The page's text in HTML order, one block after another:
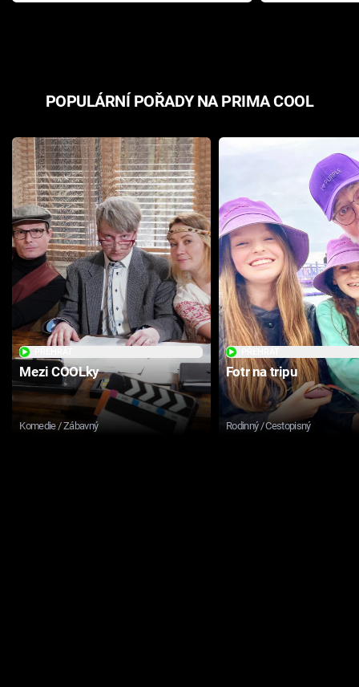
POPULÁRNÍ POŘADY NA PRIMA COOL
Mezi COOLky
Komedie / Zábavný
Fotr na tripu
Rodinný / Cestopisný